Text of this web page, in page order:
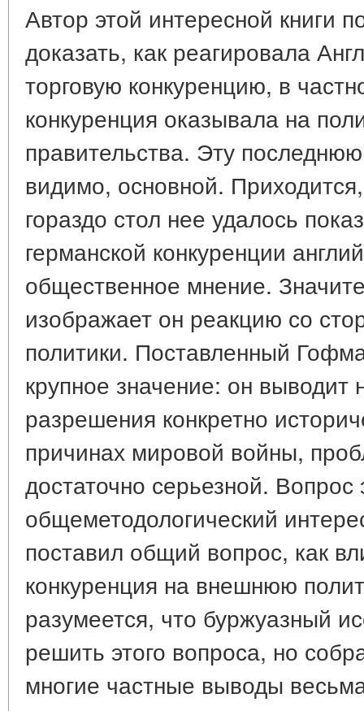
Автор этой интересной книги
доказать, как реагировала
торговую конкуренцию, в
конкуренция оказывала на
правительства. Эту
видимо, основной.
гораздо стол нее удалось
германской конкуренции
общественное мнение.
изображает он реакцию со
политики. Поставленный
крупное значение: он выводит
разрешения конкретно
причинах мировой войны,
достаточно серьезной. Вопрос
общеметодологический
поставил общий вопрос, как
конкуренция на внешнюю
разумеется, что буржуазный
решить этого вопроса, но
многие частные выводы